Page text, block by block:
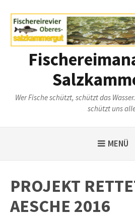
zum
Inhalt
Wer Fische schützt, schützt das
schützt uns
MENÜ
PROJEKT
AESCHE 2016